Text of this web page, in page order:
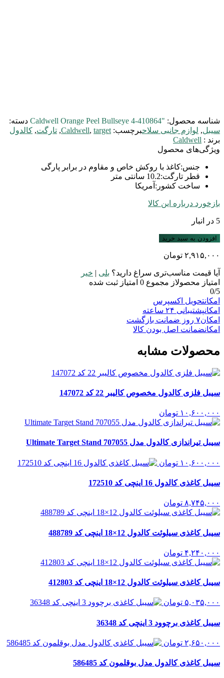
شناسه محصول: "Caldwell Orange Peel Bullseye 4-410864
دسته:
سیبل, لوازم جانبی سلاحبرچسب: Caldwell, target
, تارگت, کالدول
برند : Caldwell
ویژگی‌های محصول
جنس:کاغذ با روکش خاص و مقاوم در برابر پارگی
قطر تارگت:10.2 سانتی متر
ساخت کشور : آمریکا
بازخورد درباره این کالا
5 در انبار
افزودن به سبد خرید
۲,۹۱۵,۰۰۰ تومان
آیا قیمت مناسب‌تری سراغ دارید؟ بلی | خیر
امتیاز محصولاز مجموع 0 امتیاز ثبت شده
0/5
امکانتحویل اکسپرس
امکانپشتیبانی ۲۴ ساعته
امکان۷ روز ضمانت بازگشت
امکانضمانت اصل بودن کالا
محصولات مشابه
سیبل فلزی کالدول مخصوص کالیبر 22 کد 147072
۱۰,۶۰۰,۰۰۰ تومان
سیبل تیراندازی کالدول مدل Ultimate Target Stand 707055
۱۰,۶۰۰,۰۰۰ تومان
سیبل کاغذی کالدول 16 اینچی کد 172510
۸,۷۴۵,۰۰۰ تومان
سیبل کاغذی سیلوئت کالدول 12×18 اینچی کد 488789
۴,۲۴۰,۰۰۰ تومان
سیبل کاغذی سیلوئت کالدول 12×18 اینچی کد 412803
۵,۰۳۵,۰۰۰ تومان
سیبل کاغذی برچوود 3 اینچی کد 36348
۲,۶۵۰,۰۰۰ تومان
سیبل کاغذی کالدول مدل بوقلمون کد 586485